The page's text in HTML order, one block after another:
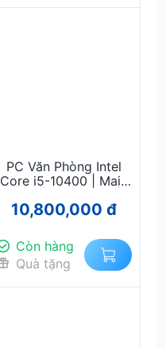
PC Văn Phòng Intel
Core i5-10400 | Main
SSD 256GB | Nguồn
10,800,000 đ
Còn hàng
Quà tặng